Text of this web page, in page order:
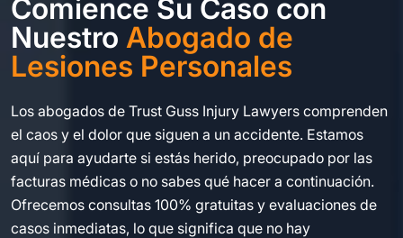
Comience Su Caso con
Nuestro Abogado de
Lesiones Personales
Los abogados de Trust Guss Injury Lawyers comprenden
el caos y el dolor que siguen a un accidente. Estamos
aquí para ayudarte si estás herido, preocupado por las
facturas médicas o no sabes qué hacer a continuación.
Ofrecemos consultas 100% gratuitas y evaluaciones de
casos inmediatas, lo que significa que no hay